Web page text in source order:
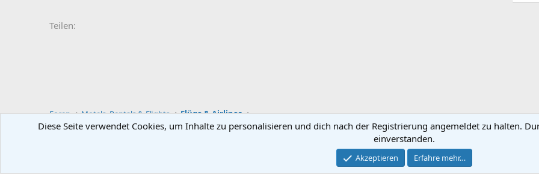
Teilen:
Foren Motels, Rentals & Flights Flüge & Airlines
Community platform by XenForo ® © 2010-2022 XenForo Ltd.
Diese Seite verwendet Cookies, um Inhalte zu personalisieren und dich nach der Registrierung angemeldet zu halten.
einverstanden.
Akzeptieren Erfahre mehr…